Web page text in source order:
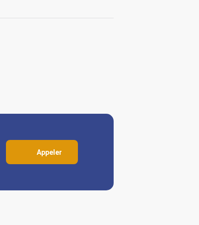
Appeler